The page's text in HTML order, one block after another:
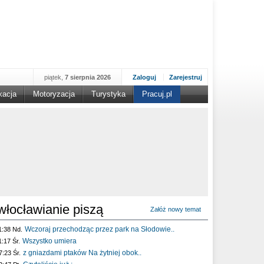
Zaloguj Zarejestruj
piątek, 7 sierpnia 2026
Motoryzacja Turystyka Pracuj.pl
piszą Załóż nowy temat
Nd. Wczoraj przechodząc przez park na Słodowie..
Śr. Wszystko umiera
Śr. z gniazdami ptaków Na żytniej obok..